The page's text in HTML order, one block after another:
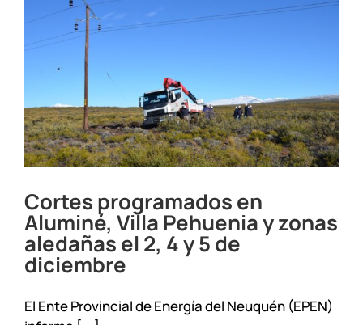
y
Cortes programados en
Aluminé, Villa Pehuenia y zonas
aledañas el 2, 4 y 5 de
diciembre
El Ente Provincial de Energía del Neuquén (EPEN)